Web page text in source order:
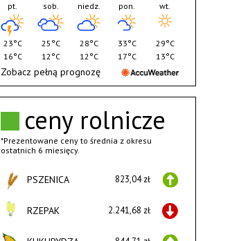
ceny rolnicze
*Prezentowane ceny to średnia z okresu
ostatnich 6 miesięcy.
PSZENICA 823,04 zł
RZEPAK 2.241,68 zł
pt.
23°C
16°C
sob.
25°C
12°C
niedz.
28°C
12°C
pon.
33°C
17°C
wt.
29°C
13°C
Zobacz pełną prognozę